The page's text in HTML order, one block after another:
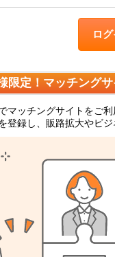
ロ
限定！マッチング
マッチングサイトをご利
登録し、販路拡大やビ